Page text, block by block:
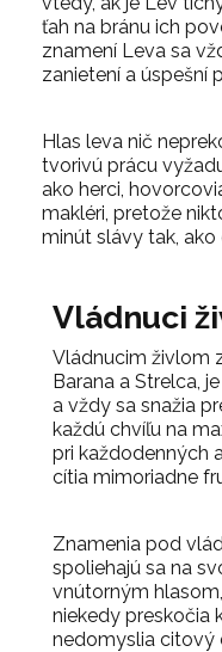
ťah na bránu ich
znamení Leva sa
zanietení a úspešní
Hlas leva nič
tvorivú prácu
ako herci,
makléri, pretože
minút slávy tak, ako
Vládnuci
Vládnucim živlom
Barana a Strelca,
a vždy sa snažia
každú chvíľu na
pri každodenných
cítia mimoriadne
Znamenia pod
spoliehajú sa na
vnútorným
niekedy preskočia
nedomyslia citový